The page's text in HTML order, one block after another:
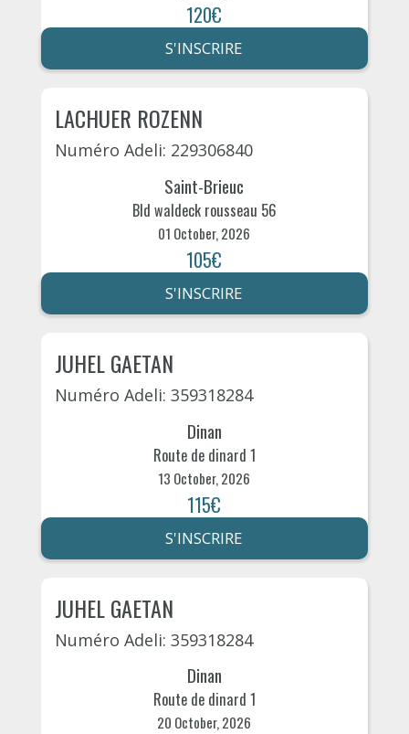
120€
S'INSCRIRE
LACHUER ROZENN
Numéro Adeli: 229306840
Saint-Brieuc
Bld waldeck rousseau 56
01 October, 2026
105€
S'INSCRIRE
JUHEL GAETAN
Numéro Adeli: 359318284
Dinan
Route de dinard 1
13 October, 2026
115€
S'INSCRIRE
JUHEL GAETAN
Numéro Adeli: 359318284
Dinan
Route de dinard 1
20 October, 2026